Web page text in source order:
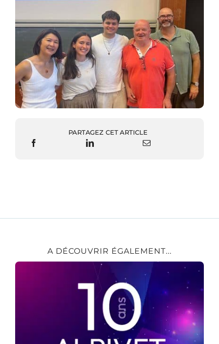
PARTAGEZ CET ARTICLE
A DÉCOUVRIR ÉGALEMENT...